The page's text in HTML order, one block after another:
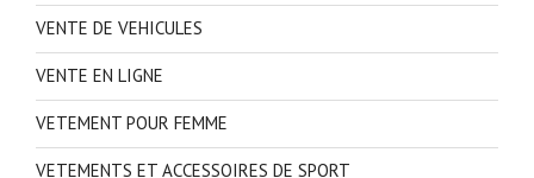
VENTE DE VEHICULES
VENTE EN LIGNE
VETEMENT POUR FEMME
VETEMENTS ET ACCESSOIRES DE SPORT